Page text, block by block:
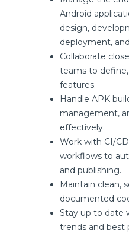
Android
design,
deployment,
Collaborate
teams to
features.
Handle APK
management,
effectively.
Work with CI/
workflows to
and publishing.
Maintain clean,
documented
Stay up to date
trends and best